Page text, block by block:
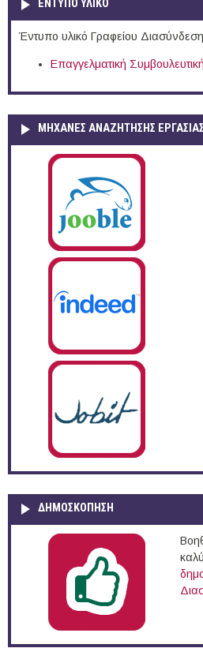
ΕΝΤΥΠΟ ΥΛΙΚΟ
Έντυπο υλικό Γραφείου
Επαγγελματική
ΜΗΧΑΝΕΣ ΑΝΑΖΗΤΗΣΗΣ ΕΡΓΑΣΙΑΣ
ΔΗΜΟΣΚΌΠΗΣΗ